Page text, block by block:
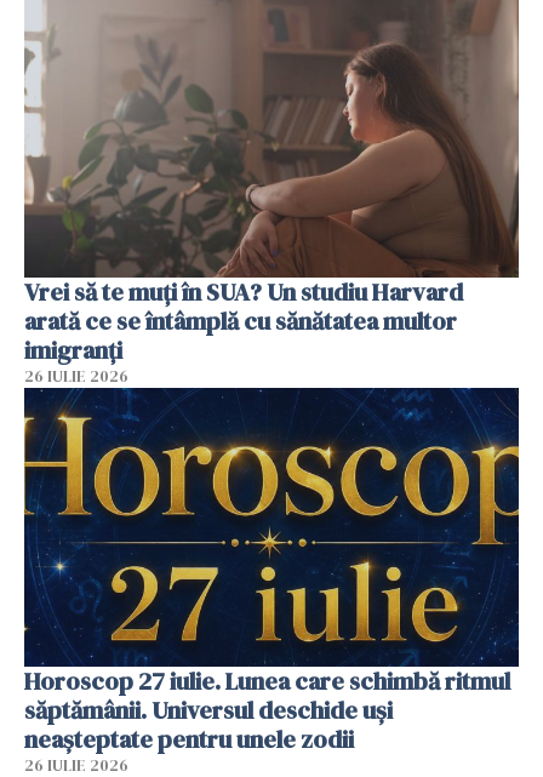
Vrei să te muți în SUA? Un studiu Harvard
arată ce se întâmplă cu sănătatea multor
imigranți
26 IULIE 2026
Horoscop 27 iulie. Lunea care schimbă ritmul
săptămânii. Universul deschide uși
neașteptate pentru unele zodii
26 IULIE 2026